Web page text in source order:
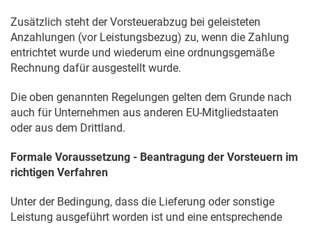
Zusätzlich steht der Vorsteuerabzug bei geleisteten
Anzahlungen (vor Leistungsbezug) zu, wenn die Zahlung
entrichtet wurde und wiederum eine ordnungsgemäße
Rechnung dafür ausgestellt wurde.
Die oben genannten Regelungen gelten dem Grunde nach
auch für Unternehmen aus anderen EU-Mitgliedstaaten
oder aus dem Drittland.
Formale Voraussetzung - Beantragung der Vorsteuern im
richtigen Verfahren
Unter der Bedingung, dass die Lieferung oder sonstige
Leistung ausgeführt worden ist und eine entsprechende